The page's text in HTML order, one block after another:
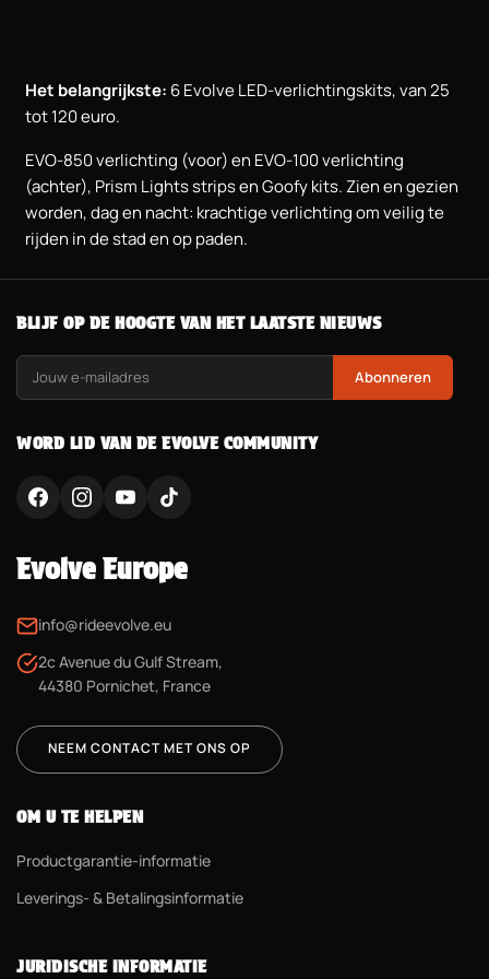
Het belangrijkste: 6 Evolve LED-verlichtingskits, van 25
tot 120 euro.
EVO-850 verlichting (voor) en EVO-100 verlichting
(achter), Prism Lights strips en Goofy kits. Zien en gezien
worden, dag en nacht: krachtige verlichting om veilig te
rijden in de stad en op paden.
BLIJF OP DE HOOGTE VAN HET LAATSTE NIEUWS
Abonneren
WORD LID VAN DE EVOLVE COMMUNITY
Evolve Europe
info@rideevolve.eu
2c Avenue du Gulf Stream,
44380 Pornichet, France
NEEM CONTACT MET ONS OP
OM U TE HELPEN
Productgarantie-informatie
Leverings- & Betalingsinformatie
JURIDISCHE INFORMATIE